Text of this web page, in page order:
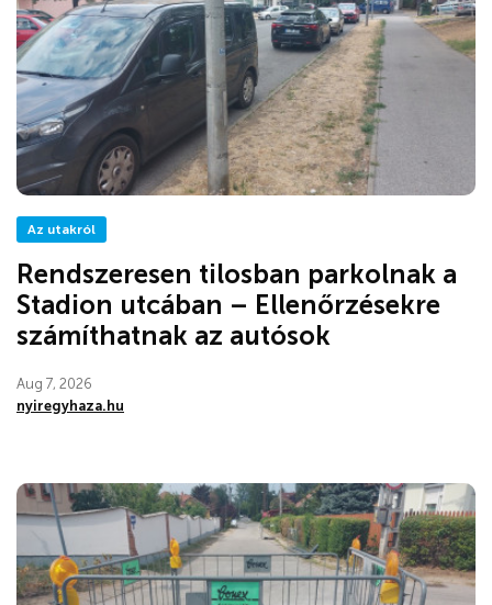
Az utakról
Rendszeresen tilosban parkolnak a
Stadion utcában – Ellenőrzésekre
számíthatnak az autósok
Aug 7, 2026
nyiregyhaza.hu